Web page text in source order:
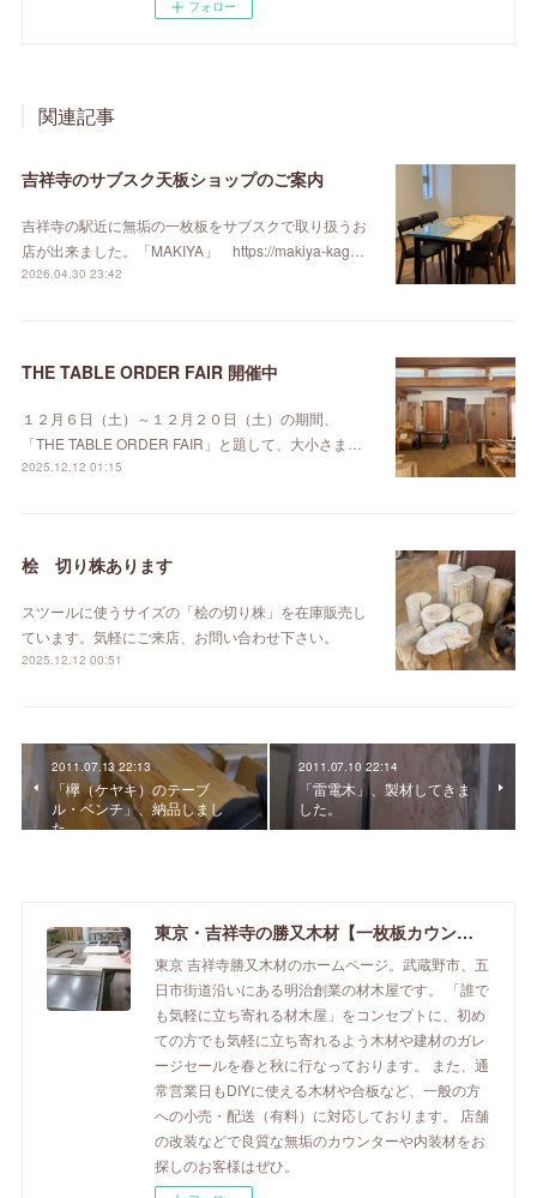
フォロー
関連記事
吉祥寺のサブスク天板ショップのご案内
吉祥寺の駅近に無垢の一枚板をサブスクで取り扱うお
店が出来ました。「MAKIYA」 https://makiya-kag…
2026.04.30 23:42
THE TABLE ORDER FAIR 開催中
１２月６日（土）～１２月２０日（土）の期間、
「THE TABLE ORDER FAIR」と題して、大小さま…
2025.12.12 01:15
桧 切り株あります
スツールに使うサイズの「桧の切り株」を在庫販売し
ています。気軽にご来店、お問い合わせ下さい。
2025.12.12 00:51
2011.07.13 22:13
「欅（ケヤキ）のテーブ
ル・ベンチ」、納品しまし
た。
2011.07.10 22:14
「雷電木」、製材してきま
した。
東京・吉祥寺の勝又木材【一枚板カウンター】
東京 吉祥寺勝又木材のホームページ。武蔵野市、五
日市街道沿いにある明治創業の材木屋です。 「誰で
も気軽に立ち寄れる材木屋」をコンセプトに、初め
ての方でも気軽に立ち寄れるよう木材や建材のガレ
ージセールを春と秋に行なっております。 また、通
常営業日もDIYに使える木材や合板など、一般の方
への小売・配送（有料）に対応しております。 店舗
の改装などで良質な無垢のカウンターや内装材をお
探しのお客様はぜひ。